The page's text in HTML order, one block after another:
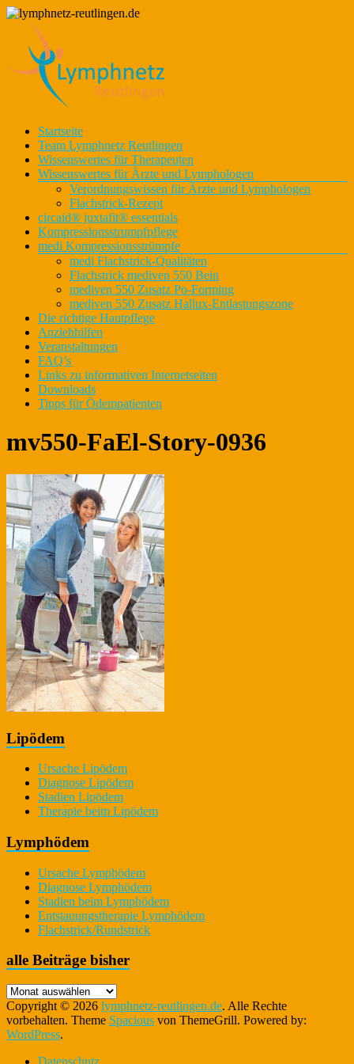
Zum
Inhalt
springen
lymphnetz-
reutlingen.de
Lymphnetz
für den
Kreis
Reutlingen
Menü
Startseite
Team Lymphnetz Reutlingen
Wissenswertes für Therapeuten
Wissenswertes für Ärzte und Lymphologen
Verordnungswissen für Ärzte und Lymphologen
Flachstrick-Rezept
circaid® juxtafit® essentials
Kompressionsstrumpfpflege
medi Kompressionsstrümpfe
medi Flachstrick-Qualitäten
Flachstrick mediven 550 Bein
mediven 550 Zusatz Po-Forming
mediven 550 Zusatz Hallux-Entlastungszone
Die richtige Hautpflege
Anziehhilfen
Veranstaltungen
FAQ’s
Links zu informativen Internetseiten
Downloads
Tipps für Ödempatienten
mv550-FaEl-Story-0936
Lipödem
Ursache Lipödem
Diagnose Lipödem
Stadien Lipödem
Therapie beim Lipödem
Lymphödem
Ursache Lymphödem
Diagnose Lymphödem
Stadien beim Lymphödem
Entstauungstherapie Lymphödem
Flachstrick/Rundstrick
alle Beiträge bisher
alle
Beiträge
bisher
Copyright © 2026 lymphnetz-reutlingen.de. Alle Rechte
vorbehalten. Theme Spacious von ThemeGrill. Powered by:
WordPress.